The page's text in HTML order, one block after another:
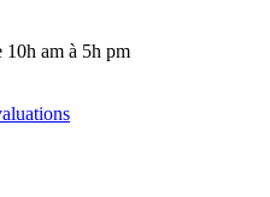
am à 5h pm